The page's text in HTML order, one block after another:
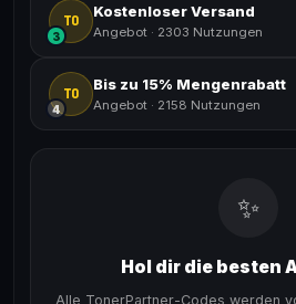
TO
3
Kostenloser Versand
Angebot · 2303 Nutzungen
TO
4
Bis zu 15% Mengenrabatt
Angebot · 2158 Nutzungen
✨
Hol dir die besten
Alle TonerPartner-Codes werden